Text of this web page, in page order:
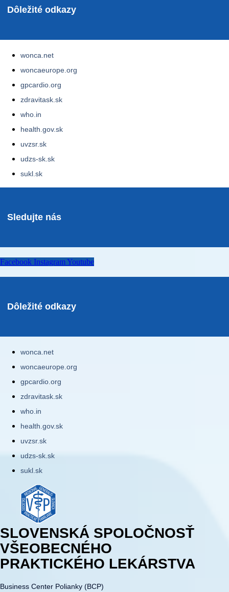
Dôležité odkazy
wonca.net
woncaeurope.org
gpcardio.org
zdravitask.sk
who.in
health.gov.sk
uvzsr.sk
udzs-sk.sk
sukl.sk
Sledujte nás
Facebook Instagram Youtube
Dôležité odkazy
wonca.net
woncaeurope.org
gpcardio.org
zdravitask.sk
who.in
health.gov.sk
uvzsr.sk
udzs-sk.sk
sukl.sk
SLOVENSKÁ SPOLOČNOSŤ
VŠEOBECNÉHO
PRAKTICKÉHO LEKÁRSTVA
Business Center Polianky (BCP)